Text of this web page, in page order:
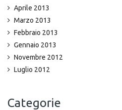
Aprile 2013
Marzo 2013
Febbraio 2013
Gennaio 2013
Novembre 2012
Luglio 2012
Categorie